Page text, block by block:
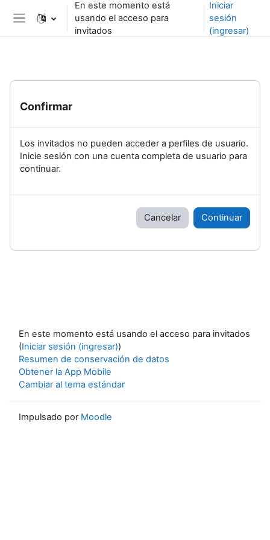
Saltar al contenido principal
Pánel lateral
En este momento está
usando el acceso para
invitados
Iniciar
sesión
(ingresar)
Confirmar
Los invitados no pueden acceder a perfiles de usuario.
Inicie sesión con una cuenta completa de usuario para
continuar.
Cancelar Continuar
En este momento está usando el acceso para invitados
(Iniciar sesión (ingresar))
Resumen de conservación de datos
Obtener la App Mobile
Cambiar al tema estándar
Impulsado por Moodle